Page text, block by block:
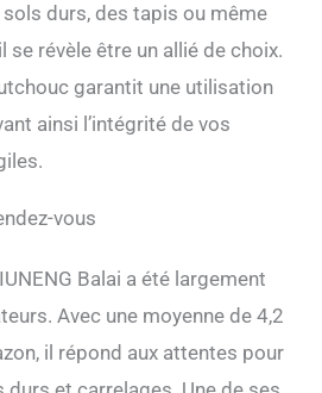
propre et bien rangée. Il
peut également être utilisé
pour les fenêtres, la voiture
ou comme un balai de
nettoyage parfait pour les
pièces humides. Brosse de
nettoyage pour poils
caoutchouc avec manche
profondeurs des tapis et
des moquettes. Une brosse
spécialement conçue pour
les brosses à tapis avec
durs, des tapis ou même
révèle être un allié de choix.
garantit une utilisation
ainsi l’intégrité de vos
vous
Balai a été largement
Avec une moyenne de 4,2
il répond aux attentes pour